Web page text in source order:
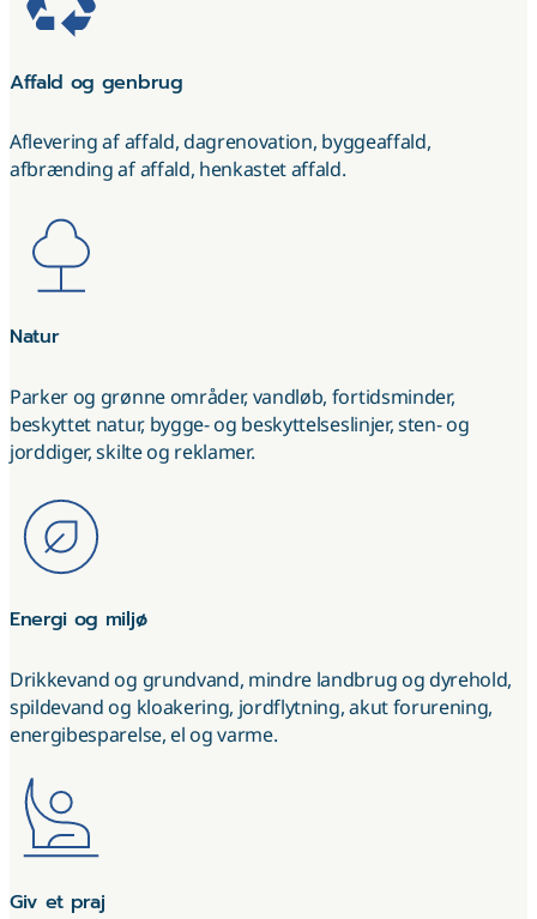
Affald og genbrug
Aflevering af affald, dagrenovation, byggeaffald,
afbrænding af affald, henkastet affald.
Natur
Parker og grønne områder, vandløb, fortidsminder,
beskyttet natur, bygge- og beskyttelseslinjer, sten- og
jorddiger, skilte og reklamer.
Energi og miljø
Drikkevand og grundvand, mindre landbrug og dyrehold,
spildevand og kloakering, jordflytning, akut forurening,
energibesparelse, el og varme.
Giv et praj